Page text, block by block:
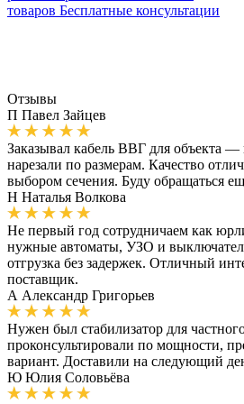
товаров Бесплатные консультации
Отзывы
П Павел Зайцев
Заказывал кабель ВВГ для объекта —
нарезали по размерам. Качество
выбором сечения. Буду обращаться
Н Наталья Волкова
Не первый год сотрудничаем как
нужные автоматы, УЗО и
отгрузка без задержек. Отличный
поставщик.
А Александр Григорьев
Нужен был стабилизатор для
проконсультировали по мощности,
вариант. Доставили на следующий
Ю Юлия Соловьёва